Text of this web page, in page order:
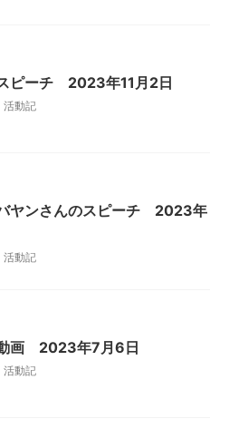
ピーチ 2023年11月2日
動記
ヤンさんのスピーチ 2023年
動記
画 2023年7月6日
動記